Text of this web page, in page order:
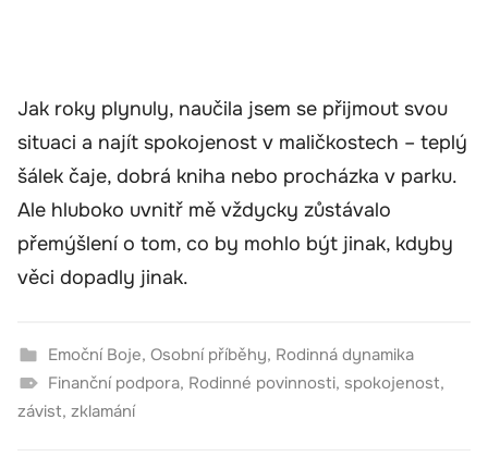
Jak roky plynuly, naučila jsem se přijmout svou
situaci a najít spokojenost v maličkostech – teplý
šálek čaje, dobrá kniha nebo procházka v parku.
Ale hluboko uvnitř mě vždycky zůstávalo
přemýšlení o tom, co by mohlo být jinak, kdyby
věci dopadly jinak.
Emoční Boje, Osobní příběhy, Rodinná dynamika
Finanční podpora, Rodinné povinnosti, spokojenost,
závist, zklamání